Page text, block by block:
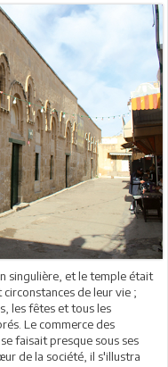
singulière, et le temple était
de leur vie ;
les fêtes et tous les
Le commerce des
faisait presque sous ses
de la société, il s'illustra